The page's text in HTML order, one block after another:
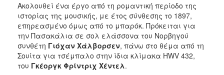
Ακολουθεί ένα έργο από τη ρομαντική περίοδο της
ιστορίας της μουσικής, με έτος σύνθεσης το 1897,
επηρεασμένο όμως από το μπαρόκ. Πρόκειται για
την Πασακάλια σε σολ ελάσσονα του Νορβηγού
συνθέτη Γιόχαν Χάλβορσεν, πάνω στο θέμα από τη
Σουίτα για τσέμπαλο στην ίδια κλίμακα HWV 432,
του Γκέοργκ Φρίντριχ Χέντελ.